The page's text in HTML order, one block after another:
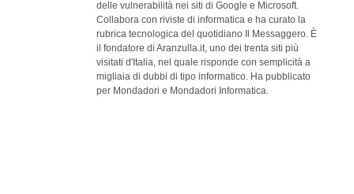
delle vulnerabilità nei siti di Google e Microsoft.
Collabora con riviste di informatica e ha curato la
rubrica tecnologica del quotidiano Il Messaggero. È
il fondatore di Aranzulla.it, uno dei trenta siti più
visitati d'Italia, nel quale risponde con semplicità a
migliaia di dubbi di tipo informatico. Ha pubblicato
per Mondadori e Mondadori Informatica.